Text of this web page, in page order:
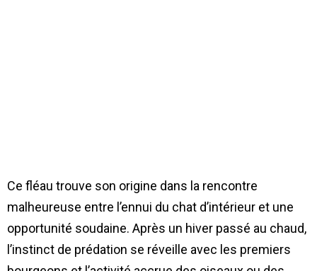
Ce fléau trouve son origine dans la rencontre
malheureuse entre l’ennui du chat d’intérieur et une
opportunité soudaine. Après un hiver passé au chaud,
l’instinct de prédation se réveille avec les premiers